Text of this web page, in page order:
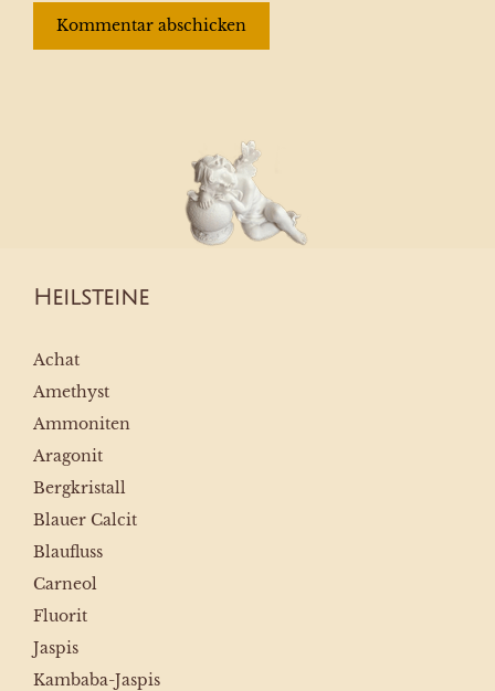
Heilsteine
Achat
Amethyst
Ammoniten
Aragonit
Bergkristall
Blauer Calcit
Blaufluss
Carneol
Fluorit
Jaspis
Kambaba-Jaspis